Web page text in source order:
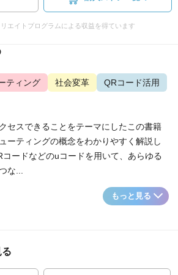
エイトプログラムによる収益を得ています
ティング 社会変革
QRコード活用
セスできることをテーマにしたこの書籍
ーティングの概念をわかりやすく解説し
ードなどのuコードを用いて、あらゆる
な...
もっと見る